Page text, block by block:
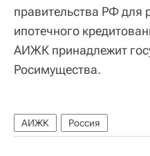
правительства РФ для
ипотечного
АИЖК принадлежит
Росимущества.
АИЖК Россия